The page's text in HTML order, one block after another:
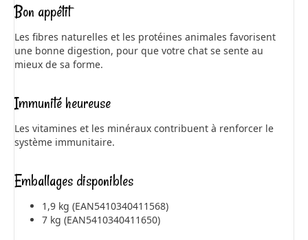
Bon appétit
Les fibres naturelles et les protéines animales favorisent
une bonne digestion, pour que votre chat se sente au
mieux de sa forme.
Immunité heureuse
Les vitamines et les minéraux contribuent à renforcer le
système immunitaire.
Emballages disponibles
1,9 kg (EAN5410340411568)
7 kg (EAN5410340411650)